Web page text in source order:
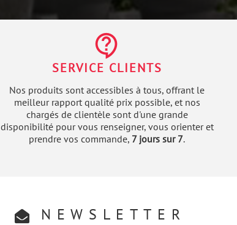
contact_support
SERVICE CLIENTS
Nos produits sont accessibles à tous, offrant le
meilleur rapport qualité prix possible, et nos
chargés de clientèle sont d'une grande
disponibilité pour vous renseigner, vous orienter et
prendre vos commande, 7 jours sur 7.
NEWSLETTER